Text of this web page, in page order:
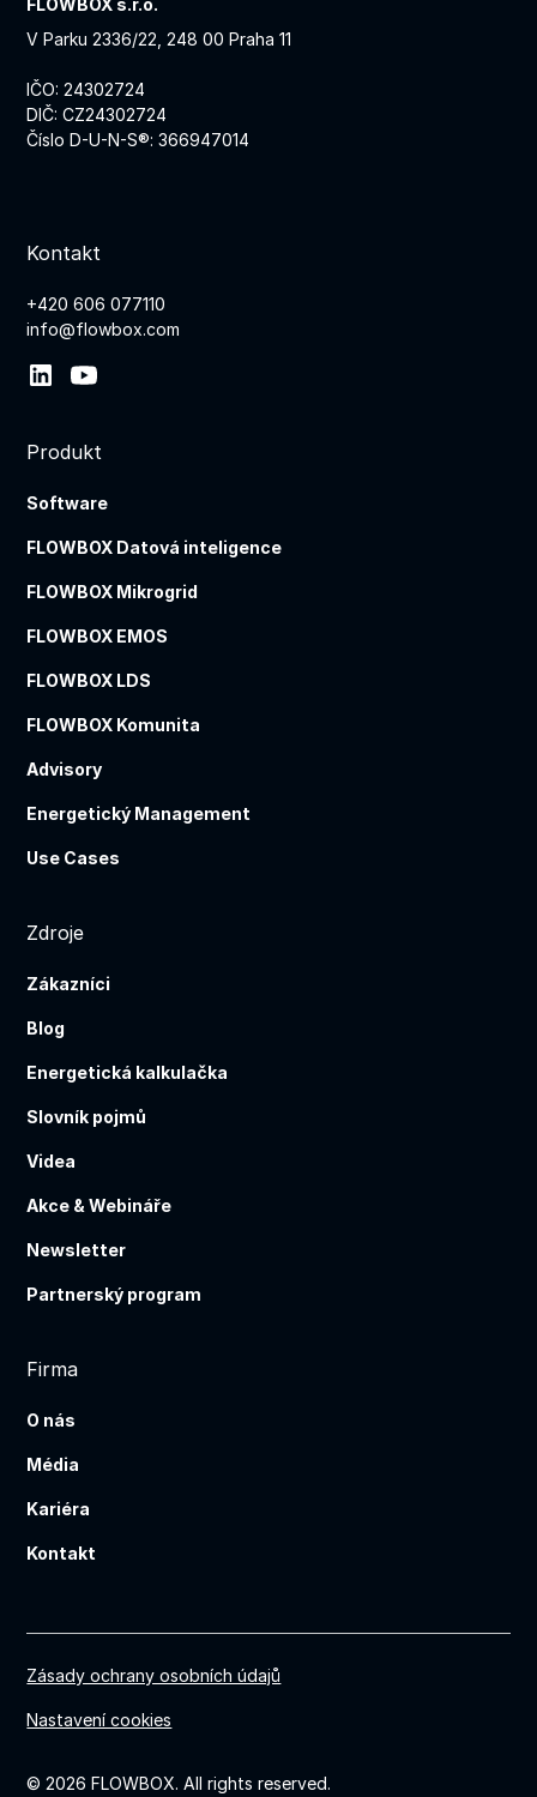
FLOWBOX s.r.o.
V Parku 2336/22, 248 00 Praha 11
IČO: 24302724
DIČ: CZ24302724
Číslo D-U-N-S®: 366947014
Kontakt
+420 606 077110
info@flowbox.com
Produkt
Software
FLOWBOX Datová inteligence
FLOWBOX Mikrogrid
FLOWBOX EMOS
FLOWBOX LDS
FLOWBOX Komunita
Advisory
Energetický Management
Use Cases
Zdroje
Zákazníci
Blog
Energetická kalkulačka
Slovník pojmů
Videa
Akce & Webináře
Newsletter
Partnerský program
Firma
O nás
Média
Kariéra
Kontakt
© 2026 FLOWBOX. All rights reserved.
Zásady ochrany osobních údajů
Nastavení cookies